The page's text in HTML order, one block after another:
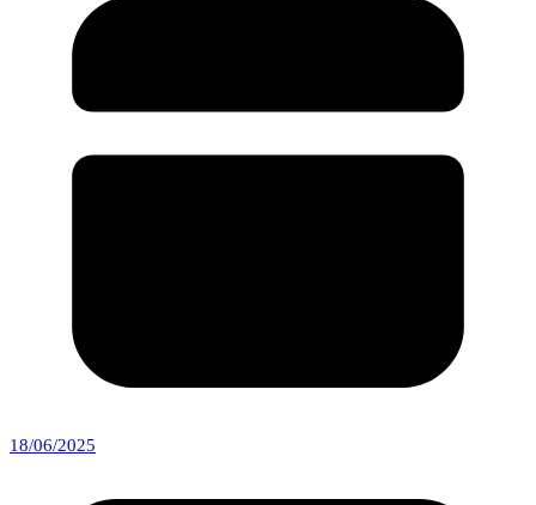
18/06/2025